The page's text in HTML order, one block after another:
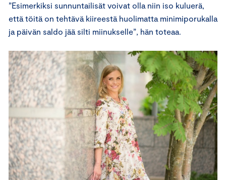
”Esimerkiksi sunnuntailisät voivat olla niin iso kuluerä,
että töitä on tehtävä kiireestä huolimatta minimiporukalla
ja päivän saldo jää silti miinukselle”, hän toteaa.